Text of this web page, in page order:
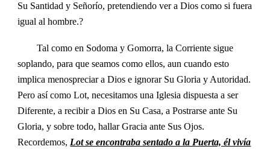
Su Santidad y Señorío, pretendiendo ver a Dios como si fuera
igual al hombre.?
Tal como en Sodoma y Gomorra, la Corriente sigue
soplando, para que seamos como ellos, aun cuando esto
implica menospreciar a Dios e ignorar Su Gloria y Autoridad.
Pero así como Lot, necesitamos una Iglesia dispuesta a ser
Diferente, a recibir a Dios en Su Casa, a Postrarse ante Su
Gloria, y sobre todo, hallar Gracia ante Sus Ojos.
Recordemos, Lot se encontraba sentado a la Puerta, él vivía